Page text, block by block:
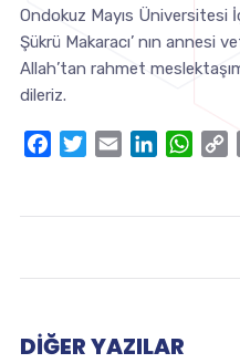
Ondokuz Mayıs Üniversitesi
Şükrü Makaracı’ nın annesi
Allah’tan rahmet
dileriz.
FacebookTwitter
Email LinkedIn
DIĞER YAZILAR